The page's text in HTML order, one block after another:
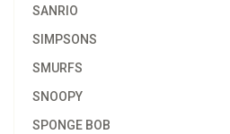
SANRIO
SIMPSONS
SMURFS
SNOOPY
SPONGE BOB